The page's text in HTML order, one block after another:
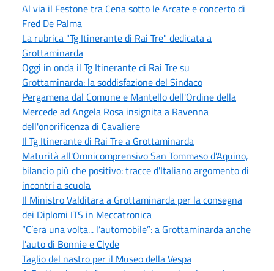
Al via il Festone tra Cena sotto le Arcate e concerto di
Fred De Palma
La rubrica "Tg Itinerante di Rai Tre" dedicata a
Grottaminarda
Oggi in onda il Tg Itinerante di Rai Tre su
Grottaminarda: la soddisfazione del Sindaco
Pergamena dal Comune e Mantello dell'Ordine della
Mercede ad Angela Rosa insignita a Ravenna
dell'onorificenza di Cavaliere
Il Tg Itinerante di Rai Tre a Grottaminarda
Maturità all'Omnicomprensivo San Tommaso d’Aquino,
bilancio più che positivo: tracce d'Italiano argomento di
incontri a scuola
Il Ministro Valditara a Grottaminarda per la consegna
dei Diplomi ITS in Meccatronica
“C’era una volta... l’automobile”: a Grottaminarda anche
l'auto di Bonnie e Clyde
Taglio del nastro per il Museo della Vespa